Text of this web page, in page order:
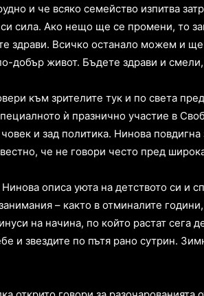
и че всяко семейство изпитва
сила. Ако нещо ще се промени, то
здрави. Всичко останало можем и
добър живот. Бъдете здрави и
към зрителите тук и по света
ѝ празнично участие в
и зад политика. Нинова
че не говори често пред
описа уюта на детството си и
– както в отминалите
на начина, по който растат сега
и звездите по пътя рано сутрин.